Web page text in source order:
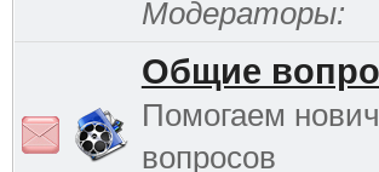
Модераторы:
Общие
Помогаем
вопросов